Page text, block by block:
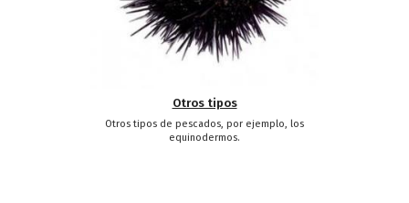
Otros tipos
Otros tipos de pescados, por ejemplo, los
equinodermos.